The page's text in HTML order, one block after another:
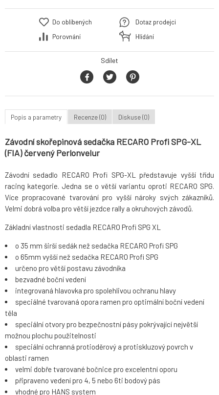
Do oblíbených
Porovnání
Dotaz prodejci
Hlídání
Sdílet
Popis a parametry Recenze (0) Diskuse (0)
Závodní skořepinová sedačka RECARO Profi SPG-XL
(FIA) červený Perlonvelur
Závodní sedadlo RECARO Profi SPG-XL představuje vyšší třídu
racing kategorie. Jedna se o větší variantu oproti RECARO SPG.
Více propracované tvarování pro vyšší nároky svých zákazníků.
Velmi dobrá volba pro větší jezdce rally a okruhových závodů.
Základní vlastnosti sedadla RECARO Profi SPG XL
o 35 mm širší sedák než sedačka RECARO Profi SPG
o 65mm vyšší než sedačka RECARO Profi SPG
určeno pro větší postavu závodníka
bezvadné boční vedení
integrovaná hlavovka pro spolehlivou ochranu hlavy
speciálné tvarovaná opora ramen pro optimální boční vedení
těla
speciální otvory pro bezpečnostní pásy pokrývající největší
možnou plochu použitelnosti
speciální ochranná protioděrový a protiskluzový povrch v
oblasti ramen
velmi dobře tvarované bočnice pro excelentní oporu
připraveno vedení pro 4, 5 nebo 6ti bodový pás
vhodné pro HANS system